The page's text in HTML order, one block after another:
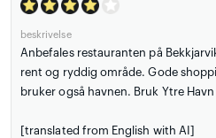
beskrivelse
Anbefales restauranten på
rent og ryddig område. Gode
bruker også havnen. Bruk Ytre
[translated from English with AI]